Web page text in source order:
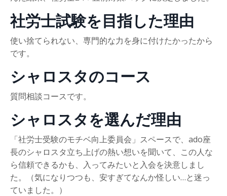
社労士試験を目指した理由
使い捨てられない、専門的な力を身に付けたかったから
です。
シャロスタのコース
質問相談コースです。
シャロスタを選んだ理由
「社労士受験のモチベ向上委員会」スペースで、ado座
長のシャロスタ立ち上げの熱い想いを聞いて、この人な
ら信頼できるかも、入ってみたいと入会を決意しまし
た。（気になりつつも、安すぎてなんか怪しい…と迷っ
ていました。）